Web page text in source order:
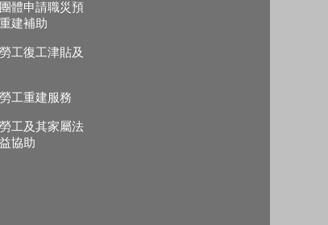
體申請職災預
建補助
工復工津貼及
工重建服務
工及其家屬法
協助